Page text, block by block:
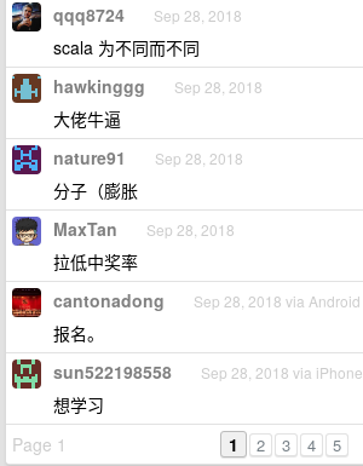
qqq8724 Sep 28, 2018
scala 为不同而不同
hawkinggg Sep 28, 2018
大佬牛逼
nature91 Sep 28, 2018
分子（膨胀
MaxTan Sep 28, 2018
拉低中奖率
cantonadong Sep 28, 2018 via Android
报名。
sun522198558 Sep 28, 2018 via iPhone
想学习
Page 1
1 2 3 4 5